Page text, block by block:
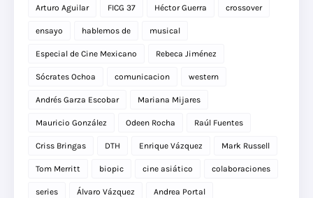
Arturo Aguilar FICG 37 Héctor Guerra crossover
ensayo hablemos de musical
Especial de Cine Mexicano Rebeca Jiménez
Sócrates Ochoa comunicacion western
Andrés Garza Escobar Mariana Mijares
Mauricio González Odeen Rocha Raúl Fuentes
Criss Bringas DTH Enrique Vázquez Mark Russell
Tom Merritt biopic cine asiático colaboraciones
series Álvaro Vázquez Andrea Portal